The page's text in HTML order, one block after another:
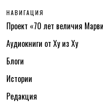
НАВИГАЦИЯ
Проект «70 лет величия
Аудиокниги от Ху из Ху
Блоги
Истории
Редакция